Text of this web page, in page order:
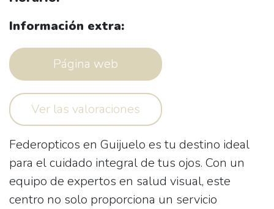
Información extra:
Página web
Ver las valoraciones
Federopticos en Guijuelo es tu destino ideal
para el cuidado integral de tus ojos. Con un
equipo de expertos en salud visual, este
centro no solo proporciona un servicio